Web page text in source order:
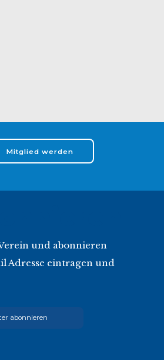
Mitglied werden
und abonnieren
Adresse eintragen und